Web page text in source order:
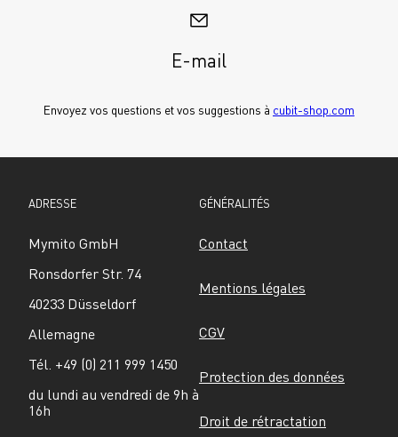
E-mail
Envoyez vos questions et vos suggestions à cubit-shop.com
ADRESSE
Mymito GmbH
Ronsdorfer Str. 74
40233 Düsseldorf
Allemagne
Tél. +49 (0) 211 999 1450
du lundi au vendredi de 9h à
16h
GÉNÉRALITÉS
Contact
Mentions légales
CGV
Protection des données
Droit de rétractation